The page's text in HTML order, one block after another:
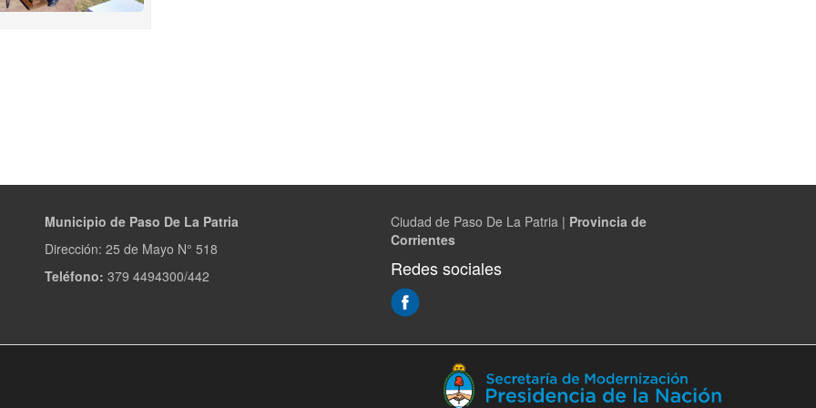
Municipio de Paso De La Patria
Dirección: 25 de Mayo N° 518
Teléfono: 379 4494300/442
Ciudad de Paso De La Patria | Provincia de
Corrientes
Redes sociales